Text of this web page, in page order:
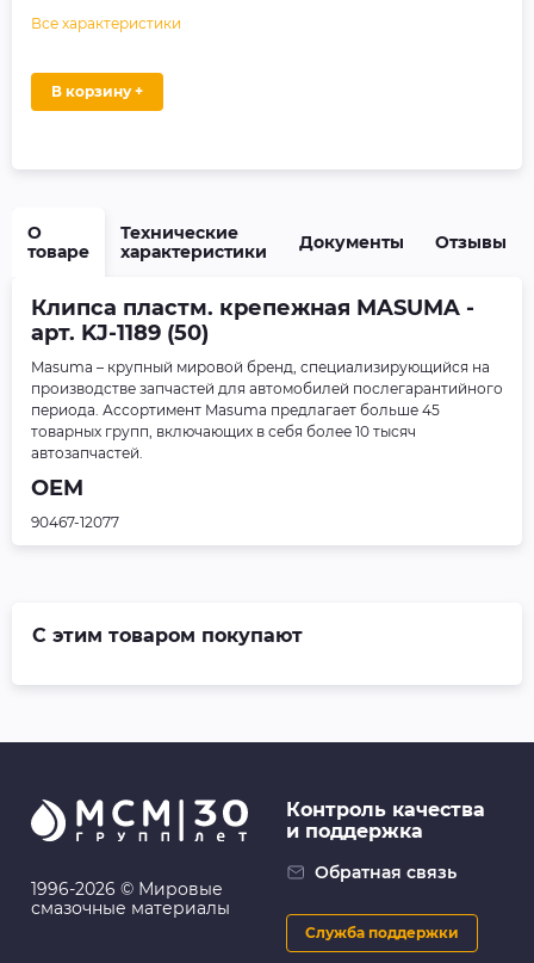
Все характеристики
В корзину +
О
товаре
Технические
характеристики
Документы Отзывы
Клипса пластм. крепежная MASUMA -
арт. KJ-1189 (50)
Masuma – крупный мировой бренд, специализирующийся на
производстве запчастей для автомобилей послегарантийного
периода. Ассортимент Masuma предлагает больше 45
товарных групп, включающих в себя более 10 тысяч
автозапчастей.
OEM
90467-12077
С этим товаром покупают
1996-2026 © Мировые
смазочные материалы
Контроль качества
и поддержка
Обратная связь
Служба поддержки